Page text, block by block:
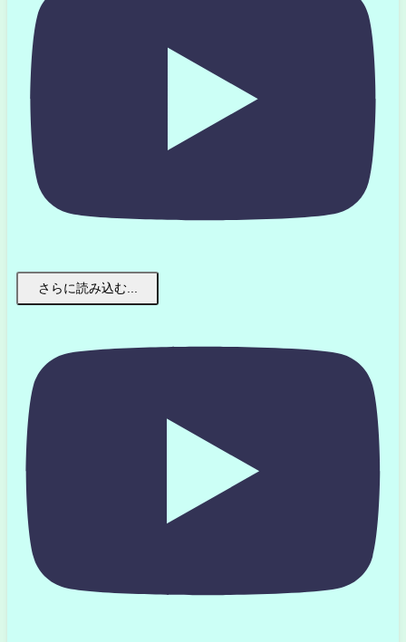
さらに読み込む...